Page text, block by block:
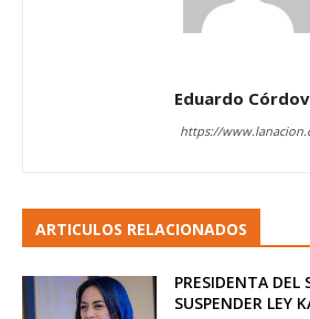
Eduardo
https://
ARTICULOS RELACIONADOS
PRESIDENTA DEL
SUSPENDER LEY